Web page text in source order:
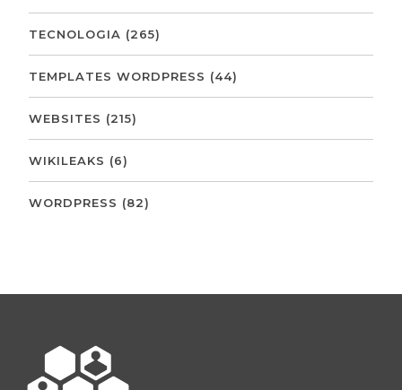
TECNOLOGIA (265)
TEMPLATES WORDPRESS (44)
WEBSITES (215)
WIKILEAKS (6)
WORDPRESS (82)